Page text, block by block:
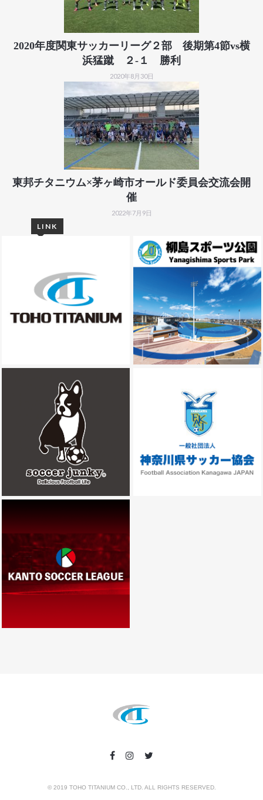
2020年度関東サッカーリーグ２部 後期第4節vs横
浜猛蹴 ２-１ 勝利
2020年8月30日
東邦チタニウム×茅ヶ崎市オールド委員会交流会開
催
2022年7月9日
LINK
© 2019 TOHO TITANIUM CO., LTD. ALL RIGHTS RESERVED.